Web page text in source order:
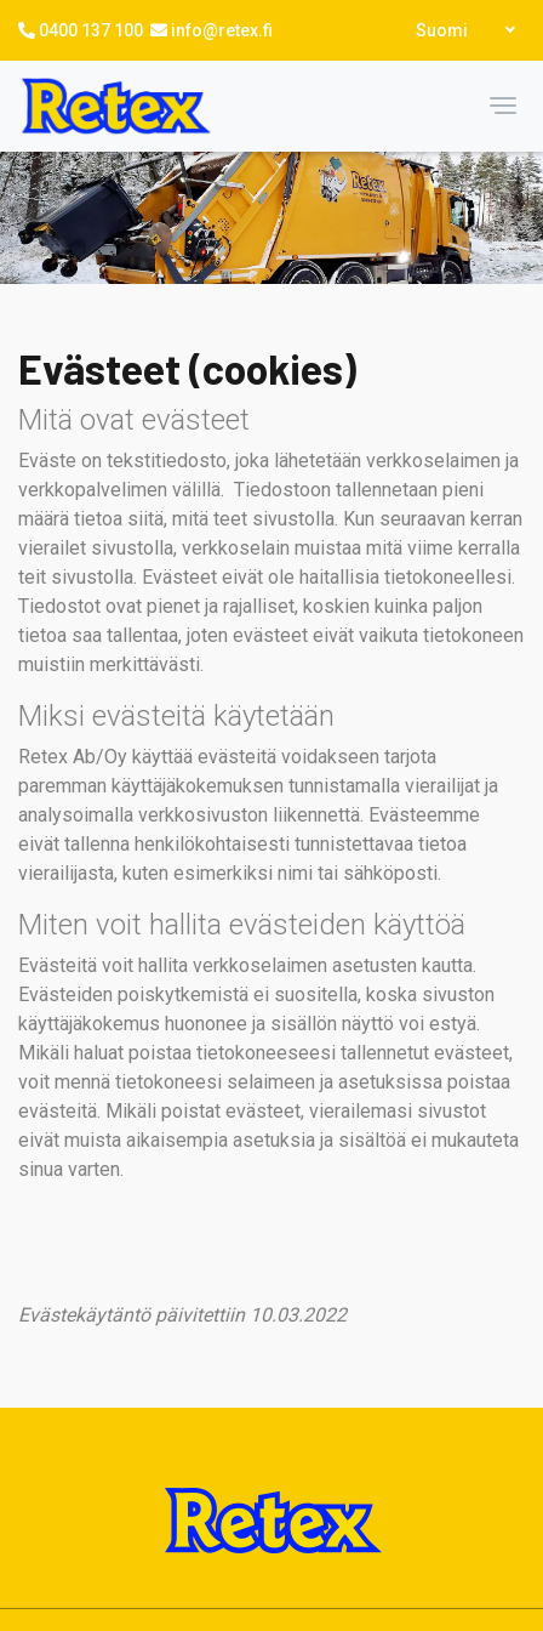
pääsisältöön
0400 137 100 info@retex.fi
your
Suomi
Evästeet (cookies)
Mitä ovat evästeet
Eväste on tekstitiedosto, joka lähetetään verkkoselaimen ja
verkkopalvelimen välillä. Tiedostoon tallennetaan pieni
määrä tietoa siitä, mitä teet sivustolla. Kun seuraavan kerran
vierailet sivustolla, verkkoselain muistaa mitä viime kerralla
teit sivustolla. Evästeet eivät ole haitallisia tietokoneellesi.
Tiedostot ovat pienet ja rajalliset, koskien kuinka paljon
tietoa saa tallentaa, joten evästeet eivät vaikuta tietokoneen
muistiin merkittävästi.
Miksi evästeitä käytetään
Retex Ab/Oy käyttää evästeitä voidakseen tarjota
paremman käyttäjäkokemuksen tunnistamalla vierailijat ja
analysoimalla verkkosivuston liikennettä. Evästeemme
eivät tallenna henkilökohtaisesti tunnistettavaa tietoa
vierailijasta, kuten esimerkiksi nimi tai sähköposti.
Miten voit hallita evästeiden käyttöä
Evästeitä voit hallita verkkoselaimen asetusten kautta.
Evästeiden poiskytkemistä ei suositella, koska sivuston
käyttäjäkokemus huononee ja sisällön näyttö voi estyä.
Mikäli haluat poistaa tietokoneeseesi tallennetut evästeet,
voit mennä tietokoneesi selaimeen ja asetuksissa poistaa
evästeitä. Mikäli poistat evästeet, vierailemasi sivustot
eivät muista aikaisempia asetuksia ja sisältöä ei mukauteta
sinua varten.
Evästekäytäntö päivitettiin10.03.2022